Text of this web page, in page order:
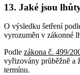
13. Jaké jsou
O výsledku šetření
vyrozuměn v zákonné
Podle zákona č. 499/
vyřizovány průběžně a
termínu.